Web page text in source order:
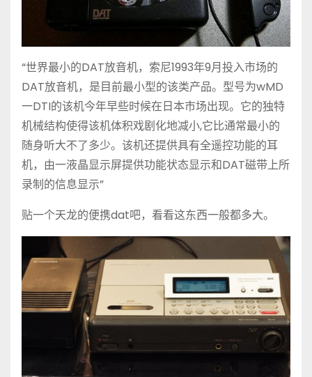
“世界最小的DAT放音机，索尼1993年9月投入市场的
DAT放音机，是目前最小型的该类产品。型号为wMD
一DTI的该机今年早些时候在日本市场出现。它的独特
机械结构使得该机体积戏剧化地减小,它比通常最小的
随身听大不了多少。该机还提供具有全遥控功能的耳
机，由一液晶显示屏提供功能状态显示和DAT磁带上所
录制的信息显示”
贴一个天龙的便携dat吧，看看这东西一般都多大。